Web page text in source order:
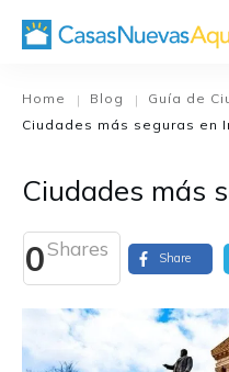
Home | Blog | Guía de
Ciudades más seguras en
Ciudades más
0Shares Share